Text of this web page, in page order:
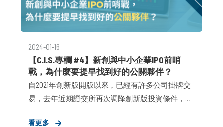
2024-01-16
【C.I.S.專欄 #4】新創與中小企業IPO前哨
戰，為什麼要提早找到好的公關夥伴？
自2021年創新版開版以來，已經有許多公司掛牌交
易，去年近期證交所再次調降創新版投資條件，加
看更多